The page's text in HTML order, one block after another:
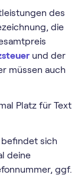
des
die
und der
müssen auch
Platz für Text
sich
deine
ggf.